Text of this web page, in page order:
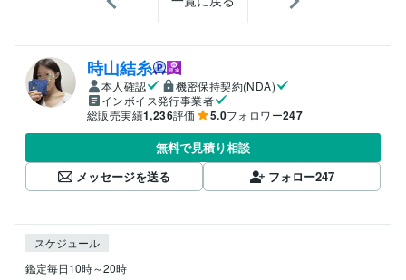
時山結糸
本人確認
機密保持契約(NDA)
インボイス発行事業者
総販売実績1,236評価 5.0フォロワー247
無料で見積り相談
メッセージを送る
フォロー247
スケジュール
鑑定毎日10時～20時